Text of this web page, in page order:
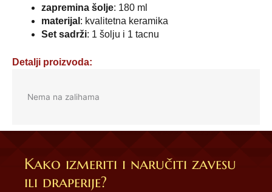
zapremina šolje: 180 ml
materijal : kvalitetna keramika
Set sadrži: 1 šolju i 1 tacnu
Detalji proizvoda:
Nema na zalihama
Kako izmeriti i naručiti zavesu
ili draperije?